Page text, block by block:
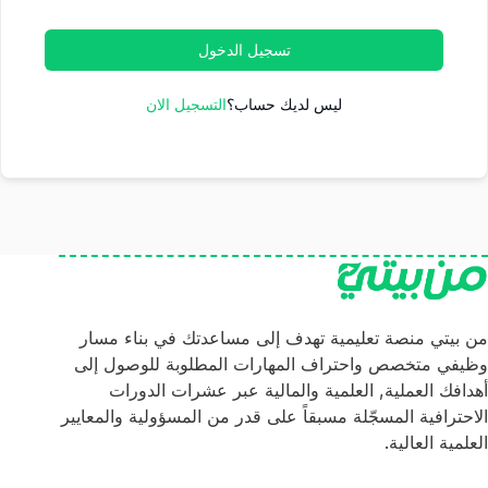
تسجيل الدخول
ليس لديك حساب؟التسجيل الان
من بيتي منصة تعليمية تهدف إلى مساعدتك في بناء مسار
وظيفي متخصص واحتراف المهارات المطلوبة للوصول إلى
أهدافك العملية, العلمية والمالية عبر عشرات الدورات
الاحترافية المسجّلة مسبقاً على قدر من المسؤولية والمعايير
العلمية العالية.